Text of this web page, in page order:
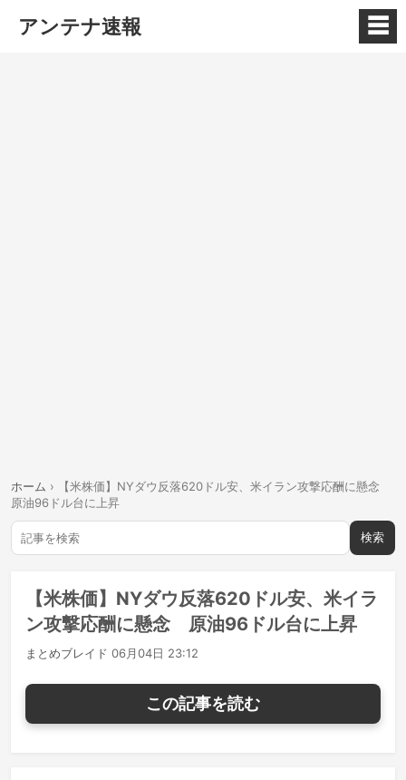
アンテナ速報 ☰
ホーム ›
【米株価】NYダウ反落620ドル安、米イラン攻撃応酬に懸念
原油96ドル台に上昇
検索
【米株価】NYダウ反落620ドル安、米イラ
ン攻撃応酬に懸念 原油96ドル台に上昇
まとめブレイド 06月04日 23:12
この記事を読む